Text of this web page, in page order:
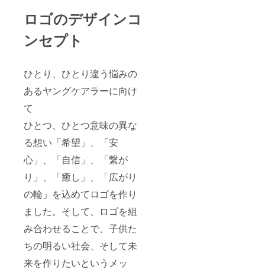
ロゴのデザインコ
ンセプト
ひとり、ひとり違う悩みの
あるヤングケアラーに向け
て
ひとつ、ひとつ意味の異な
る想い「希望」、「安
心」、「自信」、「繋が
り」、「癒し」、「広がり
の輪」を込めてロゴを作り
ました。そして、ロゴを組
み合わせることで、子供た
ちの明るい社会、そして未
来を作りたいというメッ